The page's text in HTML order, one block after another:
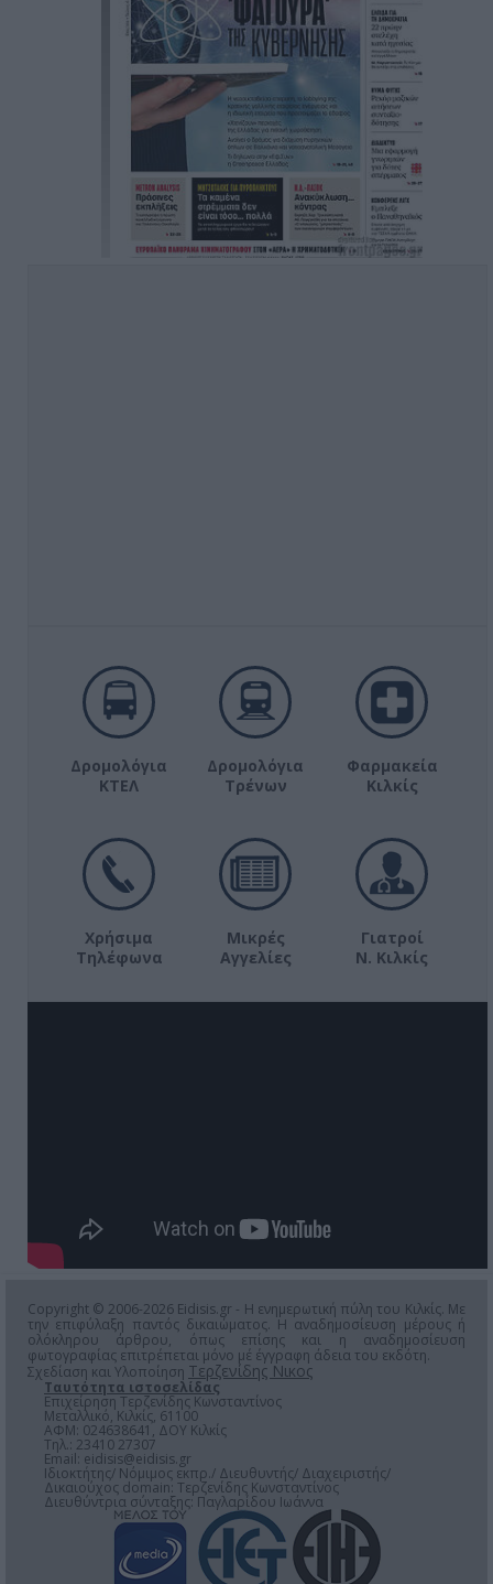
Δρομολόγια
ΚΤΕΛ
Δρομολόγια
Τρένων
Φαρμακεία
Κιλκίς
Χρήσιμα
Τηλέφωνα
Μικρές
Αγγελίες
Γιατροί
Ν. Κιλκίς
Copyright © 2006-2026 Eidisis.gr - Η ενημερωτική πύλη του Κιλκίς. Με
την επιφύλαξη παντός δικαιώματος. Η αναδημοσίευση μέρους ή
ολόκληρου άρθρου, όπως επίσης και η αναδημοσίευση
φωτογραφίας επιτρέπεται μόνο μέ έγγραφη άδεια του εκδότη.
Σχεδίαση και Υλοποίηση Τερζενίδης Νικος
Ταυτότητα ιστοσελίδας
Επιχείρηση Τερζενίδης Κωνσταντίνος
Μεταλλικό, Κιλκίς, 61100
ΑΦΜ: 024638641, ΔΟΥ Κιλκίς
Τηλ.: 23410 27307
Email: eidisis@eidisis.gr
Ιδιοκτήτης/ Νόμιμος εκπρ./ Διευθυντής/ Διαχειριστής/
Δικαιούχος domain: Τερζενίδης Κωνσταντίνος
Διευθύντρια σύνταξης: Παγλαρίδου Ιωάννα